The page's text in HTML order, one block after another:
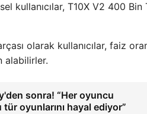
kullanıcılar, T10X V2 400
olarak kullanıcılar, faiz
alabilirler.
sonra! “Her oyuncu
oyunlarını hayal ediyor”